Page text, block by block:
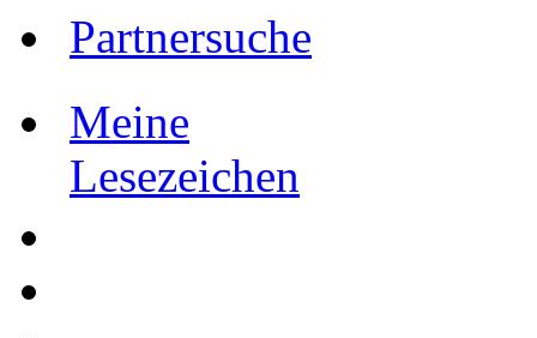
Partnersuche
Meine
Lesezeichen